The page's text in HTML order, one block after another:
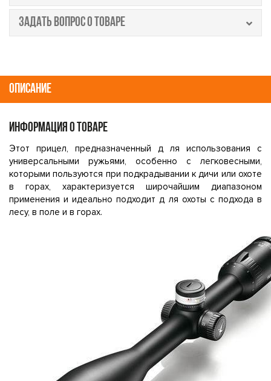
ЗАДАТЬ ВОПРОС О ТОВАРЕ
ОПИСАНИЕ
ИНФОРМАЦИЯ О ТОВАРЕ
Этот прицел, предназначенный д ля использования с
универсальными ружьями, особенно с легковесными,
которыми пользуются при подкрадывании к дичи или охоте
в горах, характеризуется широчайшим диапазоном
применения и идеально подходит д ля охоты с подхода в
лесу, в поле и в горах.